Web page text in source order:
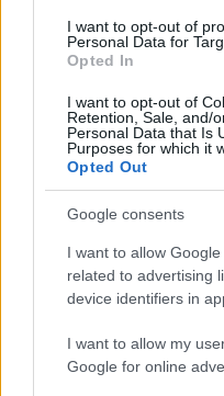
consent section.
I want to opt-out of
Personal Data for
Opted In
I want to opt-out of
Retention, Sale, and/
Personal Data that Is
Purposes for which it
Opted Out
Google consents
I want to allow
related to advertising
device identifiers in
I want to allow my
Google for online
News Hub UK
Lgbtq News